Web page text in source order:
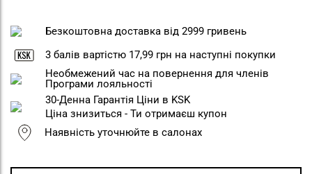
Безкоштовна доставка від 2999 гривень
3 балів вартістю 17,99 грн на наступні покупки
Необмежений час на повернення для членів
Програми лояльності
30-Денна Гарантія Ціни в KSK
Ціна знизиться - Ти отримаєш купон
Наявність уточнюйте в салонах